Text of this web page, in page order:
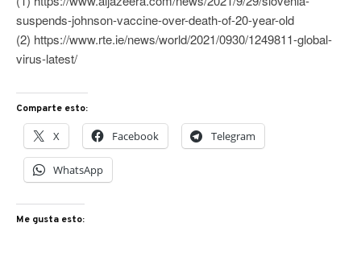
suspends-johnson-vaccine-over-death-of-20-year-old
(2) https://www.rte.ie/news/world/2021/0930/1249811-global-
virus-latest/
Comparte esto:
X Facebook Telegram
WhatsApp
Me gusta esto: